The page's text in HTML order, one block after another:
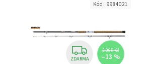
ZDARMA
2 065 Kč
–13 %
Kód: 9984021